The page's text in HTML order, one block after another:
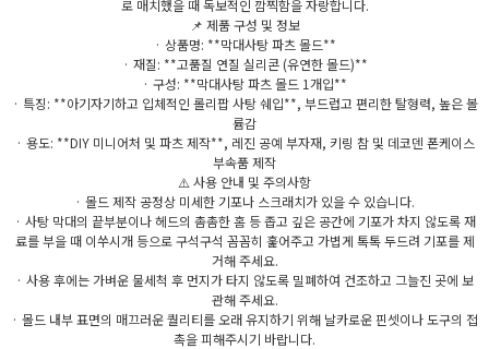
세요!
로 매치했을 때 독보적인 깜찍함을 자랑합니다.
📌 제품 구성 및 정보
· 상품명: **막대사탕 파츠 몰드**
· 재질: **고품질 연질 실리콘 (유연한 몰드)**
· 구성: **막대사탕 파츠 몰드 1개입**
· 특징: **아기자기하고 입체적인 롤리팝 사탕 쉐입**, 부드럽고 편리한 탈형력, 높은 볼
륨감
· 용도: **DIY 미니어처 및 파츠 제작**, 레진 공예 부자재, 키링 참 및 데코덴 폰케이스
부속품 제작
⚠️ 사용 안내 및 주의사항
· 몰드 제작 공정상 미세한 기포나 스크래치가 있을 수 있습니다.
· 사탕 막대의 끝부분이나 헤드의 촘촘한 홈 등 좁고 깊은 공간에 기포가 차지 않도록 재
료를 부을 때 이쑤시개 등으로 구석구석 꼼꼼히 훑어주고 가볍게 톡톡 두드려 기포를 제
거해 주세요.
· 사용 후에는 가벼운 물세척 후 먼지가 타지 않도록 밀폐하여 건조하고 그늘진 곳에 보
관해 주세요.
· 몰드 내부 표면의 매끄러운 퀄리티를 오래 유지하기 위해 날카로운 핀셋이나 도구의 접
촉을 피해주시기 바랍니다.